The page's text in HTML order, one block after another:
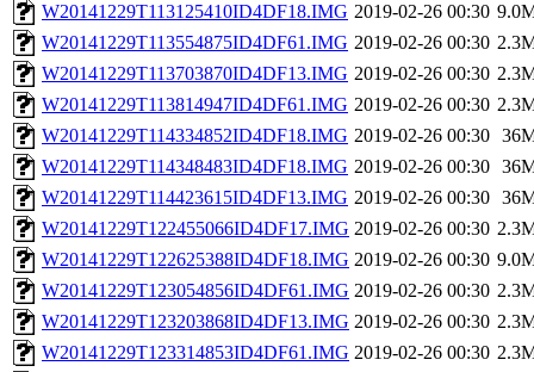
W20141229T113125410ID4DF18.IMG 2019-02-26 00:30
W20141229T113554875ID4DF61.IMG 2019-02-26 00:30
W20141229T113703870ID4DF13.IMG 2019-02-26 00:30
W20141229T113814947ID4DF61.IMG 2019-02-26 00:30
W20141229T114334852ID4DF18.IMG 2019-02-26 00:30
W20141229T114348483ID4DF18.IMG 2019-02-26 00:30
W20141229T114423615ID4DF13.IMG 2019-02-26 00:30
W20141229T122455066ID4DF17.IMG 2019-02-26 00:30
W20141229T122625388ID4DF18.IMG 2019-02-26 00:30
W20141229T123054856ID4DF61.IMG 2019-02-26 00:30
W20141229T123203868ID4DF13.IMG 2019-02-26 00:30
W20141229T123314853ID4DF61.IMG 2019-02-26 00:30